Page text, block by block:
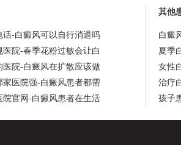
话-白癜风可以自行消退吗
医院-春季花粉过敏会让白
医院-白癜风在扩散应该做
家医院强-白癜风患者都需
院官网-白癜风患者在生活
其他
白癜
夏季
女性
治疗
孩子